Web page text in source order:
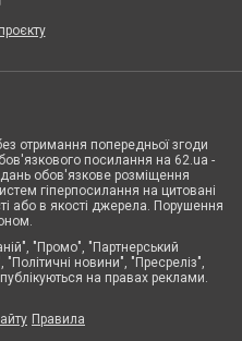
отримання попередньої згоди
посилання на 62.ua -
обов'язкове розміщення
гіперпосилання на цитовані
або в якості джерела. Порушення
"Промо", "Партнерський
новини", "Пресреліз",
на правах реклами.
Правила